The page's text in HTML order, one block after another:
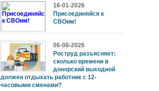
16-01-2026
Присоединяйся к
СВОим!
06-08-2026
Роструд разъясняет:
сколько времени в
донорский выходной
должен отдыхать работник с 12-
часовыми сменами?